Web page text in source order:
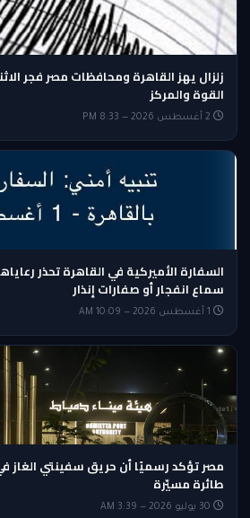
زلزال يهز القاهرة ومحافظات مصر فجر
القوة والمركز
السفارة الأميركية في القاهرة تحذر
سماع انفجار أو صفارات إنذار
مصر تؤكد رسميًا أن حريق سفينتي الغاز
طائرة مسيّرة